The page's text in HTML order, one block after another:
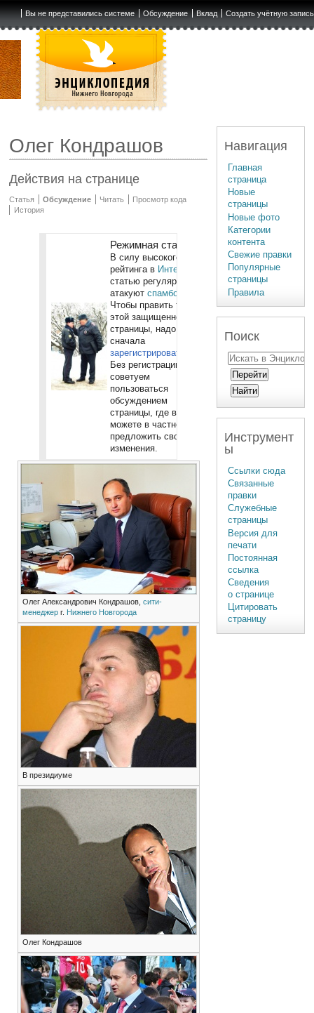
Вы не представились системе Обсуждение Вклад Создать учётную запись
Олег Кондрашов
Действия на странице
Статья Обсуждение Читать
Просмотр кода
История
Режимная статья
В силу высокого
рейтинга в Интернете
статью регулярно
атакуют спамботы
Чтобы править текст
этой защищенной
страницы, надо
сначала
зарегистрироваться
Без регистрации
советуем
пользоваться
обсуждением
страницы, где вы
можете в частности
предложить свои
изменения.
Олег Александрович Кондрашов, сити-
менеджерг. Нижнего Новгорода
В президиуме
Олег Кондрашов
Навигация
Главная
страница
Новые
страницы
Новые фото
Категории
контента
Свежие правки
Популярные
страницы
Правила
Поиск
Инструмент
ы
Ссылки сюда
Связанные
правки
Служебные
страницы
Версия для
печати
Постоянная
ссылка
Сведения
о странице
Цитировать
страницу